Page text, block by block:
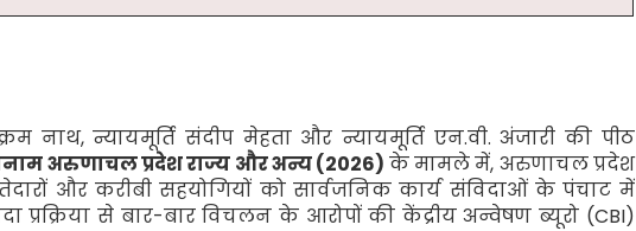
नाथ,न्यायमूर्ति संदीप मेहता और न्यायमूर्ति एन.वी. अंजारी की पीठ
अरुणाचल प्रदेश राज्य और अन्य (2026) के मामले में, अरुणाचल प्रदेश
और करीबी सहयोगियों को सार्वजनिक कार्य संविदाओं के पंचाट में
प्रक्रिया से बार-बार विचलन के आरोपों की केंद्रीय अन्वेषण ब्यूरो (CBI)